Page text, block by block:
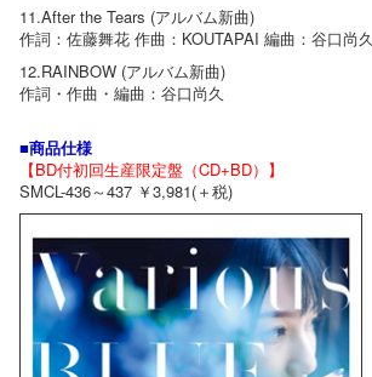
11.After the Tears (アルバム新曲)
作詞：佐藤舞花 作曲：KOUTAPAI 編曲：谷口尚久
12.RAINBOW (アルバム新曲)
作詞・作曲・編曲：谷口尚久
■商品仕様
【BD付初回生産限定盤（CD+BD）】
SMCL-436～437 ￥3,981(＋税)